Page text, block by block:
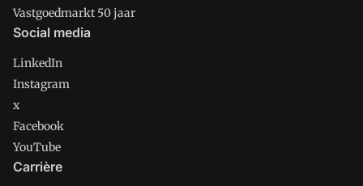
Vastgoedmarkt 50 jaar
Social media
LinkedIn
Instagram
x
Facebook
YouTube
Carrière